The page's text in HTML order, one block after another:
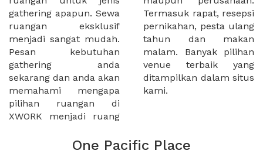
gathering apapun. Sewa
ruangan eksklusif
menjadi sangat mudah.
Pesan kebutuhan
gathering anda
sekarang dan anda akan
memahami mengapa
pilihan ruangan di
XWORK menjadi ruang
Termasuk rapat, resepsi
pernikahan, pesta ulang
tahun dan makan
malam. Banyak pilihan
venue terbaik yang
ditampilkan dalam situs
kami.
One Pacific Place